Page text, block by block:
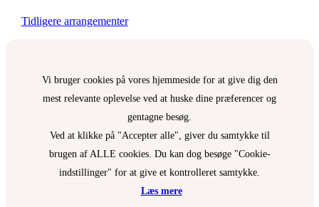
Tidligere arrangementer
Vi bruger cookies på vores hjemmeside for at give dig den
mest relevante oplevelse ved at huske dine præferencer og
gentagne besøg.
Ved at klikke på "Accepter alle", giver du samtykke til
brugen af ALLE cookies. Du kan dog besøge "Cookie-
indstillinger" for at give et kontrolleret samtykke.
Læs mere